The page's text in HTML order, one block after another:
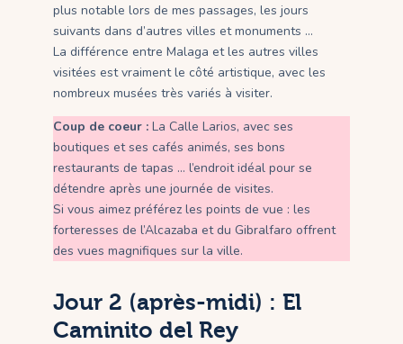
plus notable lors de mes passages, les jours
suivants dans d’autres villes et monuments …
La différence entre Malaga et les autres villes
visitées est vraiment le côté artistique, avec les
nombreux musées très variés à visiter.
Coup de coeur : La Calle Larios, avec ses
boutiques et ses cafés animés, ses bons
restaurants de tapas … l’endroit idéal pour se
détendre après une journée de visites.
Si vous aimez préférez les points de vue : les
forteresses de l’Alcazaba et du Gibralfaro offrent
des vues magnifiques sur la ville.
Jour 2 (après-midi) : El
Caminito del Rey